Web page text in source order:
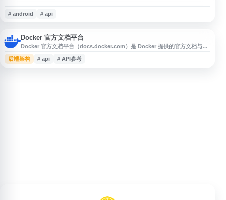
# android # api
Docker 官方文档平台
Docker 官方文档平台（docs.docker.com）是 Docker 提供的官方文档与资
源中心，包含 Docker 安装、容器化应用、镜像构建、Dockerfile、
Compose、Build、Engine、Desktop、Registry、API 参考、示例与最佳
后端架构 # api # API参考